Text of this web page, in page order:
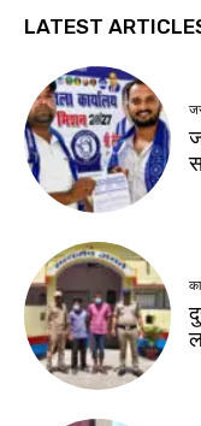
LATEST